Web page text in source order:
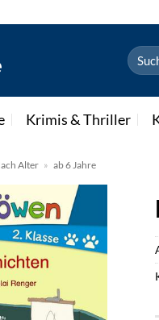
Suchen
nach:
Krimis & Thriller
Alter » ab 6 Jahre